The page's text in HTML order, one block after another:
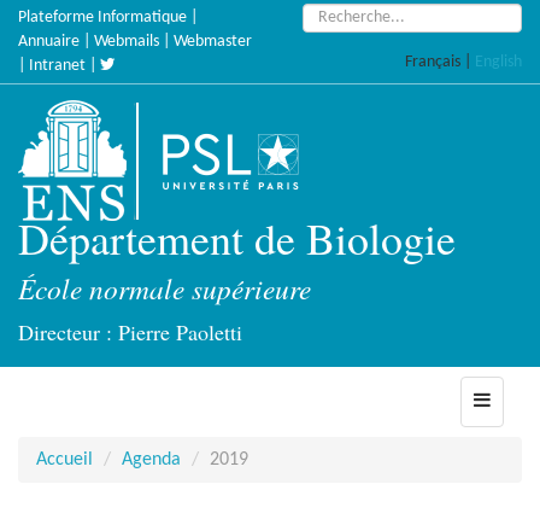
Accèder
directement
Plateforme Informatique
Annuaire
Webmails
Webmaster
Intranet
Rechercher :
Français English
Département de Biologie
École normale supérieure
Directeur : Pierre Paoletti
Toggle
Accueil
Agenda 2019